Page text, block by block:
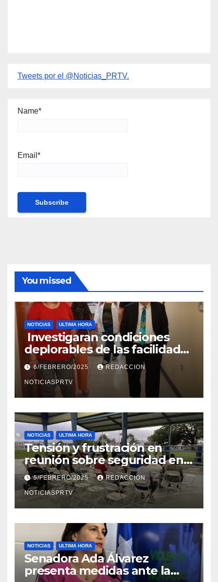
Tweets por el @Noticias_PRTV.
Name*
Email*
You missed
NOTICIAS ULTIMA HORA
Investigaran condiciones
deplorables de las facilidades
el Departamento de la Salud
en Mayagüez
6/FEBRERO/2025 REDACCION
NOTICIASPRTV
NOTICIAS ULTIMA HORA
Tensión y frustración en
reunión sobre seguridad en
Reparto Metropolitano
5/FEBRERO/2025 REDACCION
NOTICIASPRTV
NOTICIAS ULTIMA HORA
Senadora Ada Álvarez
presenta medidas ante la